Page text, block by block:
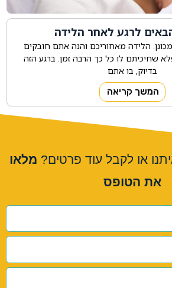
לרגע לאחר הלידה
הלידה מאחוריכם והנה אתם חובקים
שחיכיתם לו כל כך הרבה זמן. ברגע הזה
בדיוק, בו אתם
המשך קריאה
או לקבל עוד פרטים? מלאו
את הטופס